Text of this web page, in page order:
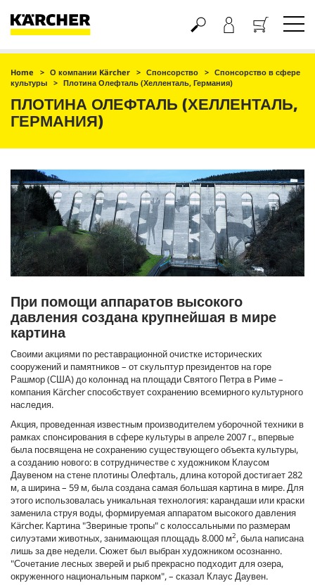
Корзина
Home О компании Kärcher Спонсорство
Спонсорство в сфере
культуры
Плотина Олефталь (Хелленталь, Германия)
ПЛОТИНА ОЛЕФТАЛЬ (ХЕЛЛЕНТАЛЬ,
ГЕРМАНИЯ)
При помощи аппаратов высокого
давления создана крупнейшая в мире
картина
Своими акциями по реставрационной очистке исторических
сооружений и памятников – от скульптур президентов на горе
Рашмор (США) до колоннад на площади Святого Петра в Риме –
компания Kärcher способствует сохранению всемирного культурного
наследия.
Акция, проведенная известным производителем уборочной техники в
рамках спонсирования в сфере культуры в апреле 2007 г., впервые
была посвящена не сохранению существующего объекта культуры,
а созданию нового: в сотрудничестве с художником Клаусом
Даувеном на стене плотины Олефталь, длина которой достигает 282
м, а ширина – 59 м, была создана самая большая картина в мире. Для
этого использовалась уникальная технология: карандаши или краски
заменила струя воды, формируемая аппаратом высокого давления
Kärcher. Картина "Звериные тропы" с колоссальными по размерам
силуэтами животных, занимающая площадь 8.000 м2, была написана
лишь за две недели. Сюжет был выбран художником осознанно.
"Сочетание лесных зверей и рыб прекрасно подходит для озера,
окруженного национальным парком", – сказал Клаус Даувен.